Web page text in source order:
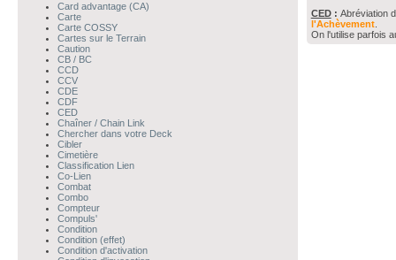
Card advantage (CA)
Carte
Carte COSSY
Cartes sur le Terrain
Caution
CB / BC
CCD
CCV
CDE
CDF
CED
Chaîner / Chain Link
Chercher dans votre Deck
Cibler
Cimetière
Classification Lien
Co-Lien
Combat
Combo
Compteur
Compuls'
Condition
Condition (effet)
Condition d'activation
CED: Abréviation
l'Achèvement.
On l'utilise parfois